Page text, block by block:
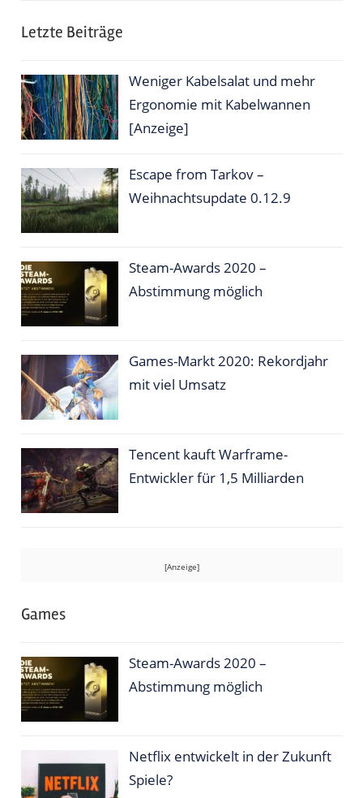
Letzte Beiträge
Weniger Kabelsalat und mehr
Ergonomie mit Kabelwannen
[Anzeige]
Escape from Tarkov –
Weihnachtsupdate 0.12.9
Steam-Awards 2020 –
Abstimmung möglich
Games-Markt 2020: Rekordjahr
mit viel Umsatz
Tencent kauft Warframe-
Entwickler für 1,5 Milliarden
Games
Steam-Awards 2020 –
Abstimmung möglich
Netflix entwickelt in der Zukunft
Spiele?